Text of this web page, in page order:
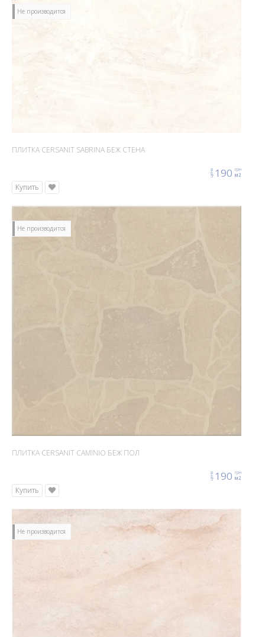
Не производится
ПЛИТКА CERSANIT SABRINA БЕЖ СТЕНА
цена 190 грн
м2
Купить
Не производится
ПЛИТКА CERSANIT CAMINIO БЕЖ ПОЛ
цена 190 грн
м2
Купить
Не производится